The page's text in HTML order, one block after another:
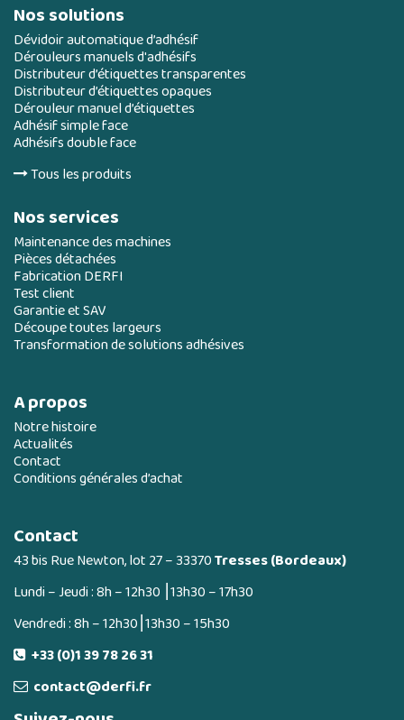
Nos solutions
Dévidoir automatique d’adhésif
Dérouleurs manuels d'adhésifs
Distributeur d’étiquettes transparentes
Distributeur d’étiquettes opaques
Dérouleur manuel d’étiquettes
Adhésif simple face
Adhésifs double face
Tous les produits
Nos services
Maintenance des machines
Pièces détachées
Fabrication DERFI
Test client
Garantie et SAV
Découpe toutes largeurs
Transformation de solutions adhésives
A propos
Notre histoire
Actualités
Contact
Conditions générales d’achat
Contact
43 bis Rue Newton, lot 27 – 33370Tresses (Bordeaux)
Lundi – Jeudi : 8h – 12h30 ⎮13h30 – 17h30
Vendredi : 8h – 12h30⎮13h30 – 15h30
+33 (0)1 39 78 26 31
contact@derfi.fr